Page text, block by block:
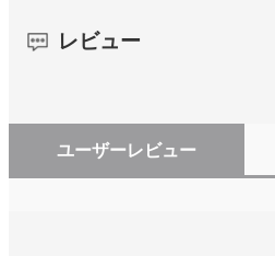
レビュー
ユーザーレビュー